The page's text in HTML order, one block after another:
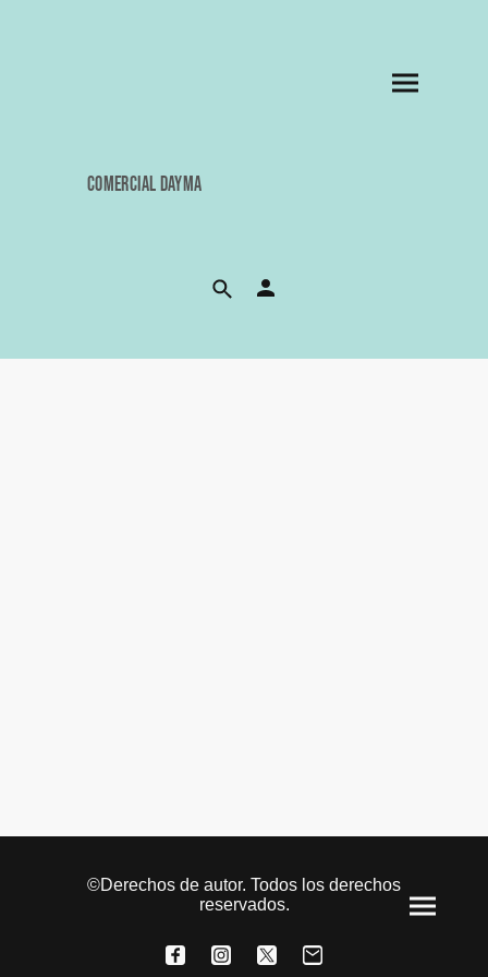
COMERCIAL DAYMA
©Derechos de autor. Todos los derechos
reservados.